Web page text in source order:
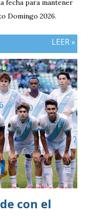
fecha para mantener
Domingo 2026.
LEER »
con el